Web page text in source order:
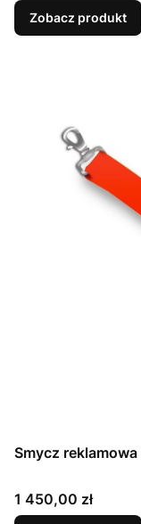
Zobacz produkt
Smycz
Cena
1 450,00 zł